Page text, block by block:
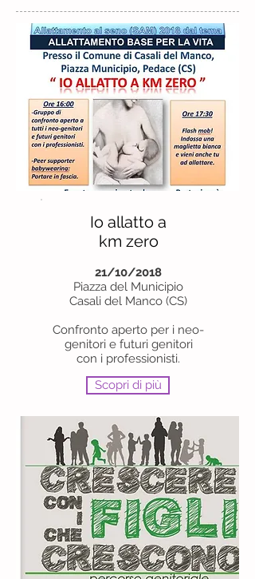
Io allatto a
km zero
21/10/2018
Piazza del Municipio
Casali del Manco (CS)
Confronto aperto per i neo-
genitori e futuri genitori
con i professionisti.
Scopri di più